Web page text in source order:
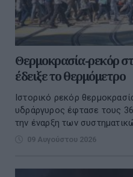
Θερμοκρασία-ρεκόρ
έδειξε το θερμόμετρο
Ιστορικό ρεκόρ
υδράργυρος έφτασε τους
την έναρξη των
09 Αυγούστου 2026